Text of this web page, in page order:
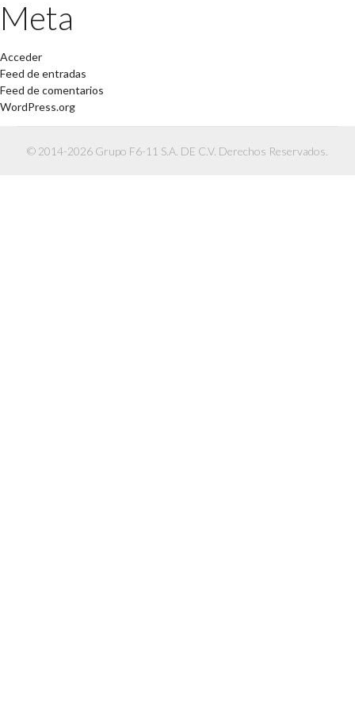
Meta
Acceder
Feed de entradas
Feed de comentarios
WordPress.org
© 2014-2026 Grupo F6-11 S.A. DE C.V. Derechos Reservados.